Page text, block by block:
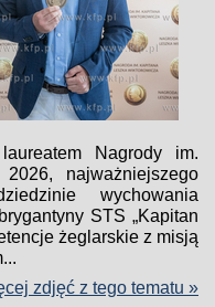
Nagrody im.
najważniejszego
wychowania
STS „Kapitan
żeglarskie z misją
zdjęć z tego tematu »